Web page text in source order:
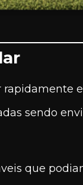
sendo
que